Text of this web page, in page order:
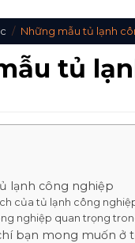
/ Những mẫu tủ lạnh
tủ
lạnh công nghiệp
của tủ lạnh công
nghiệp quan trọng
bạn mong muốn ở